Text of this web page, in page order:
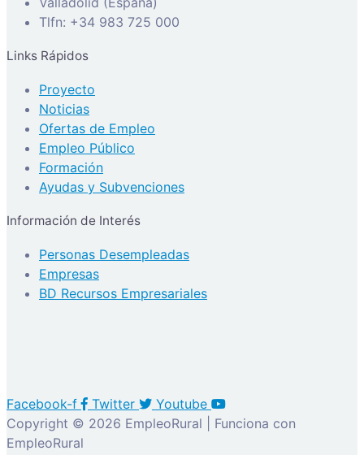
Tlfn: +34 983 725 000
Links Rápidos
Proyecto
Noticias
Ofertas de Empleo
Empleo Público
Formación
Ayudas y Subvenciones
Información de Interés
Personas Desempleadas
Empresas
BD Recursos Empresariales
Facebook-f Twitter
Youtube
Copyright © 2026 EmpleoRural | Funciona con
EmpleoRural